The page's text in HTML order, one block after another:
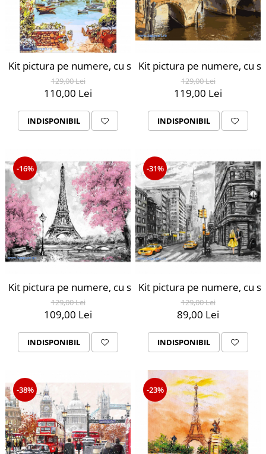
Kit pictura pe numere, cu sasiu, Golful fericirii, 40X50
129,00 Lei
110,00 Lei
INDISPONIBIL
Kit pictura pe numere, cu
129,00 Lei
119,00 Lei
INDISPONIBIL
-16%
Kit pictura pe numere, cu sasiu, Parisul inflorit, 40X50
129,00 Lei
109,00 Lei
INDISPONIBIL
-31%
Kit pictura pe numere, cu
129,00 Lei
89,00 Lei
INDISPONIBIL
-38% -23%